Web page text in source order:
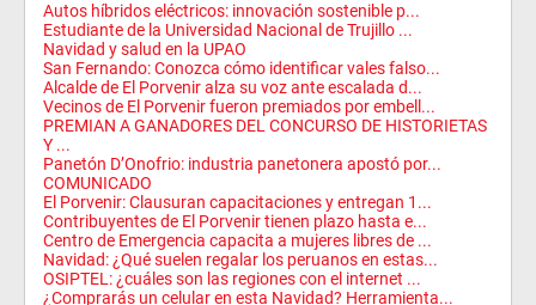
Autos híbridos eléctricos: innovación sostenible p...
Estudiante de la Universidad Nacional de Trujillo ...
Navidad y salud en la UPAO
San Fernando: Conozca cómo identificar vales falso...
Alcalde de El Porvenir alza su voz ante escalada d...
Vecinos de El Porvenir fueron premiados por embell...
PREMIAN A GANADORES DEL CONCURSO DE HISTORIETAS
Y ...
Panetón D’Onofrio: industria panetonera apostó por...
COMUNICADO
El Porvenir: Clausuran capacitaciones y entregan 1...
Contribuyentes de El Porvenir tienen plazo hasta e...
Centro de Emergencia capacita a mujeres libres de ...
Navidad: ¿Qué suelen regalar los peruanos en estas...
OSIPTEL: ¿cuáles son las regiones con el internet ...
¿Comprarás un celular en esta Navidad? Herramienta...